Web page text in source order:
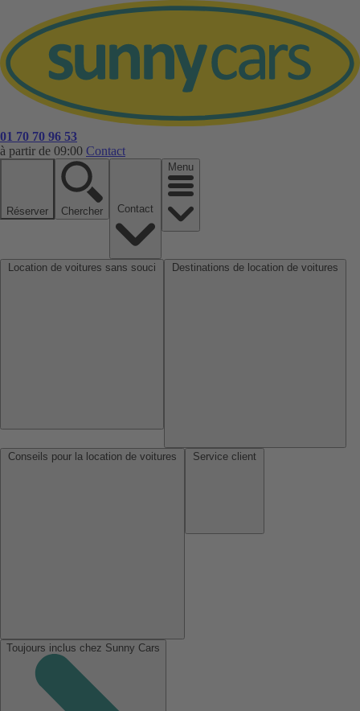
01 70 70 96 53
à partir de 09:00 Contact
Réserver Chercher
Menu
Toujours inclus chez Sunny Cars